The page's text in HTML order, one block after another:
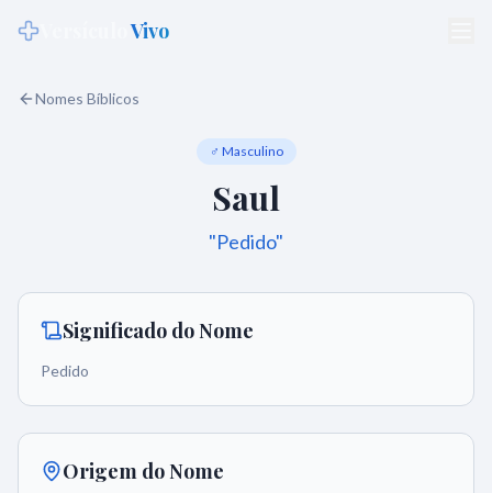
Vivo
Nomes Bíblicos
♂ Masculino
Saul
"Pedido"
Significado do Nome
Pedido
Origem do Nome